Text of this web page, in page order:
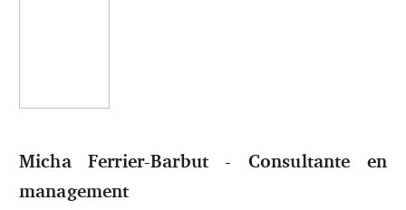
Micha Ferrier-Barbut - Consultante en
management